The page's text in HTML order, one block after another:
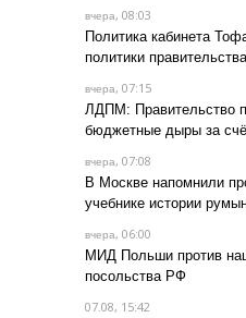
вчера, 08:03
Политика кабинета
политики
вчера, 07:15
ЛДПМ: Правительство
бюджетные дыры за
вчера, 07:08
В Москве напомнили
учебнике истории
вчера, 06:00
МИД Польши против
посольства РФ
07.08, 15:42